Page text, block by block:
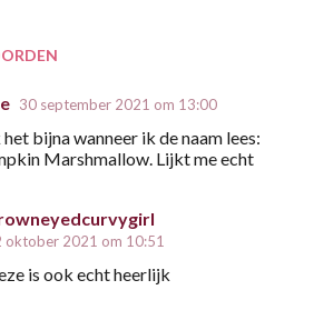
30 september 2021 om 13:00
bijna wanneer ik de naam lees:
Marshmallow. Lijkt me echt
oktober 2021 om 10:51
is ook echt heerlijk